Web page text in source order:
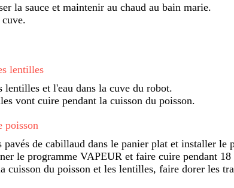
la sauce et maintenir au chaud au bain marie.
lentilles
lentilles et l'eau dans la cuve du robot.
vont cuire pendant la cuisson du poisson.
poisson
pavés de cabillaud dans le panier plat et installer le
le programme VAPEUR et faire cuire pendant 18
cuisson du poisson et les lentilles, faire dorer les